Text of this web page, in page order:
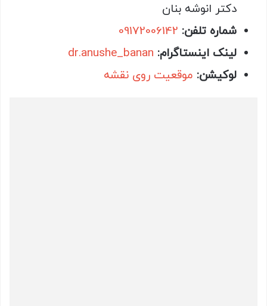
دکتر انوشه بنان
شماره تلفن: 09172006142
لینک اینستاگرام: dr.anushe_banan
لوکیشن: موقعیت روی نقشه